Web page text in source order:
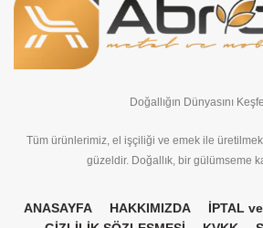
Doğallığın Dünyasını
Tüm ürünlerimiz, el işçiliği ve emek ile
güzeldir. Doğallık, bir gülümseme
ANASAYFA HAKKIMIZDA
İPTAL